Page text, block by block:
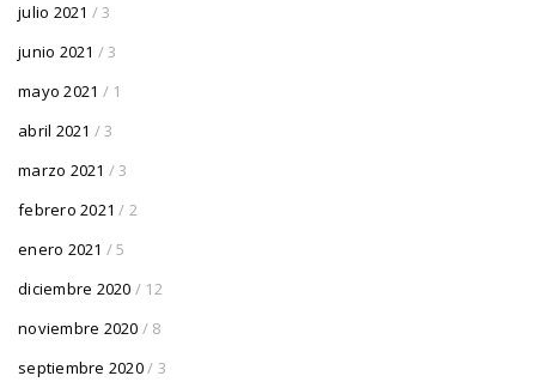
julio 2021 / 3
junio 2021 / 3
mayo 2021 / 1
abril 2021 / 3
marzo 2021 / 3
febrero 2021 / 2
enero 2021 / 5
diciembre 2020 / 12
noviembre 2020 / 8
septiembre 2020/ 3